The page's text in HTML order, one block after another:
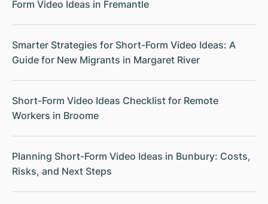
Form Video Ideas in Fremantle
Smarter Strategies for Short-Form Video Ideas: A
Guide for New Migrants in Margaret River
Short-Form Video Ideas Checklist for Remote
Workers in Broome
Planning Short-Form Video Ideas in Bunbury: Costs,
Risks, and Next Steps